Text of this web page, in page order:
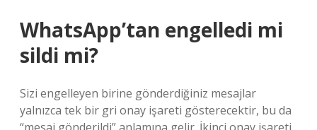
WhatsApp’tan engelledi mi
sildi mi?
Sizi engelleyen birine gönderdiğiniz mesajlar
yalnızca tek bir gri onay işareti gösterecektir, bu da